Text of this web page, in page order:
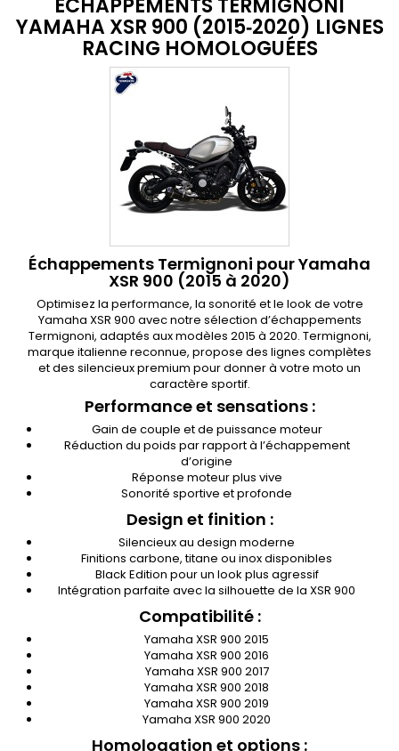
ÉCHAPPEMENTS TERMIGNONI
YAMAHA XSR 900 (2015‑2020) LIGNES
RACING HOMOLOGUÉES
Échappements Termignoni pour Yamaha
XSR 900 (2015 à 2020)
Optimisez la performance, la sonorité et le look de votre
Yamaha XSR 900 avec notre sélection d’échappements
Termignoni, adaptés aux modèles 2015 à 2020. Termignoni,
marque italienne reconnue, propose des lignes complètes
et des silencieux premium pour donner à votre moto un
caractère sportif.
Performance et sensations :
Gain de couple et de puissance moteur
Réduction du poids par rapport à l’échappement
d’origine
Réponse moteur plus vive
Sonorité sportive et profonde
Design et finition :
Silencieux au design moderne
Finitions carbone, titane ou inox disponibles
Black Edition pour un look plus agressif
Intégration parfaite avec la silhouette de la XSR 900
Compatibilité :
Yamaha XSR 900 2015
Yamaha XSR 900 2016
Yamaha XSR 900 2017
Yamaha XSR 900 2018
Yamaha XSR 900 2019
Yamaha XSR 900 2020
Homologation et options :